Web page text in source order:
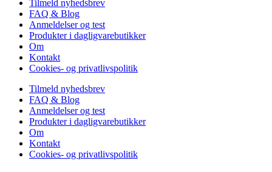
Tilmeld nyhedsbrev
FAQ & Blog
Anmeldelser og test
Produkter i dagligvarebutikker
Om
Kontakt
Cookies- og privatlivspolitik
Tilmeld nyhedsbrev
FAQ & Blog
Anmeldelser og test
Produkter i dagligvarebutikker
Om
Kontakt
Cookies- og privatlivspolitik